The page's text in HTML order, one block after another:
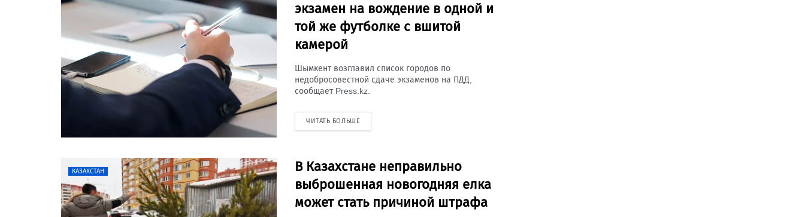
экзамен на вождение в одной и
той же футболке с вшитой
камерой
Шымкент возглавил список городов по
недобросовестной сдаче экзаменов на ПДД,
сообщает Press.kz.
ЧИТАТЬ БОЛЬШЕ
КАЗАХСТАН
В Казахстане неправильно
выброшенная новогодняя елка
может стать причиной штрафа